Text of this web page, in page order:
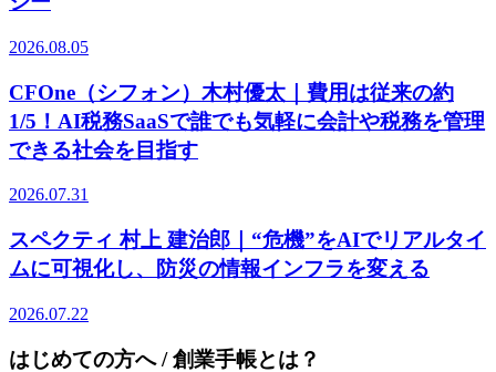
2026.08.05
CFOne（シフォン）木村優太｜費用は従来の約
1/5！AI税務SaaSで誰でも気軽に会計や税務を管理
できる社会を目指す
2026.07.31
スペクティ 村上 建治郎｜“危機”をAIでリアルタイ
ムに可視化し、防災の情報インフラを変える
2026.07.22
はじめての方へ / 創業手帳とは？